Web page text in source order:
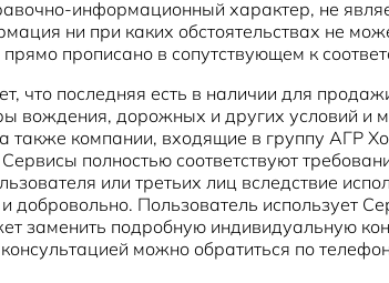
информационный характер, не
ни при каких обстоятельствах не
прописано в сопутствующем к
что последняя есть в наличии для
вождения, дорожных и других условий и
также компании, входящие в группу АГР
полностью соответствуют
или третьих лиц вследствие
Пользователь использует
заменить подробную индивидуальную
можно обратиться по